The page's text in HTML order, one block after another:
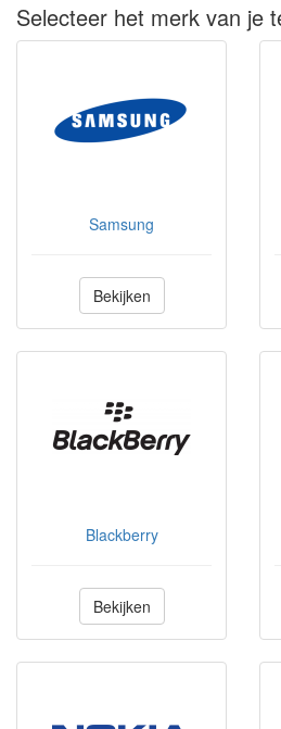
Selecteer het merk van je
Samsung
Bekijken
Blackberry
Bekijken